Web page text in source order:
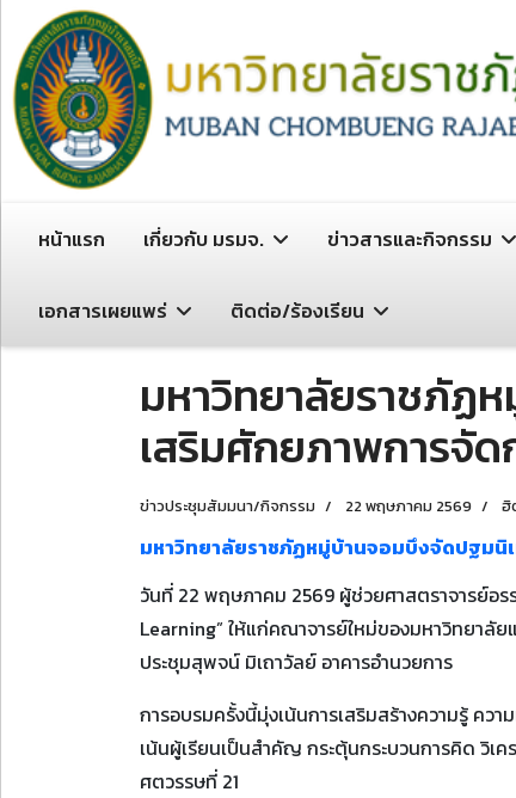
หน้าแรก เกี่ยวกับ มรมจ. ข่าวสารและกิจกรรม
เอกสารเผยแพร่ ติดต่อ/ร้องเรียน
มหาวิทยาลัยราชภัฏ
เสริมศักยภาพการจัด
ข่าวประชุมสัมมนา/กิจกรรม 22 พฤษภาคม 2569 ฮิ
มหาวิทยาลัยราชภัฏหมู่บ้านจอมบึงจัดปฐมนิ
วันที่ 22 พฤษภาคม 2569 ผู้ช่วยศาสตราจารย์อ
Learning” ให้แก่คณาจารย์ใหม่ของมหาวิทยาลั
ประชุมสุพจน์ มิเถาวัลย์ อาคารอำนวยการ
การอบรมครั้งนี้มุ่งเน้นการเสริมสร้างความรู้ คว
เน้นผู้เรียนเป็นสำคัญ กระตุ้นกระบวนการคิด วิเ
ศตวรรษที่ 21